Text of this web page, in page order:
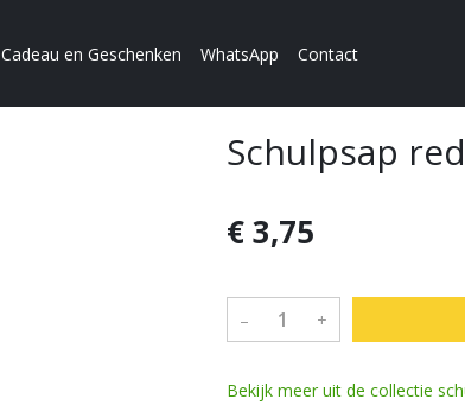
Cadeau en Geschenken WhatsApp Contact
Schulpsap
€ 3,75
– +
Bekijk meer uit de collectie